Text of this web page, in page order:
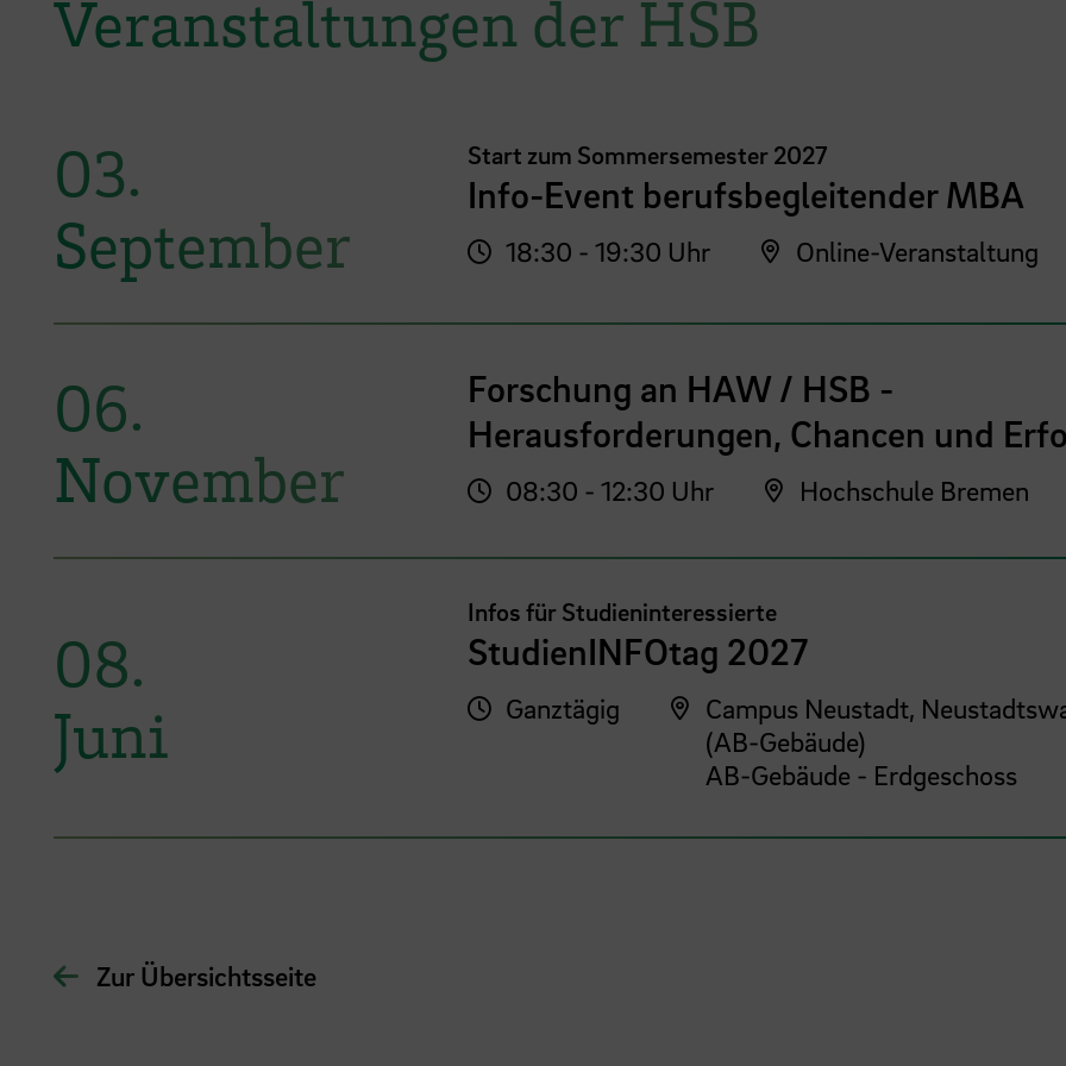
Veranstaltungen der HSB
03.
September
Start zum Sommersemester 2027
Info-Event berufsbegleitender MBA
18:30 - 19:30 Uhr Online-Veranstaltung
06.
November
Forschung an HAW / HSB -
Herausforderungen, Chancen und
08:30 - 12:30 Uhr Hochschule Bremen
08.
Juni
Infos für Studieninteressierte
StudienINFOtag 2027
Ganztägig
Campus Neustadt,
(AB-Gebäude)
AB-Gebäude - Erdgeschoss
Zur Übersichtsseite